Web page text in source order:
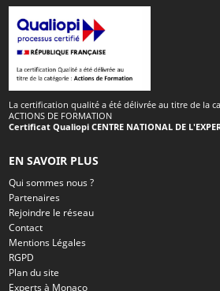
La certification qualité a été délivrée au titre de la
ACTIONS DE FORMATION
Certificat Qualiopi CENTRE NATIONAL DE
EN SAVOIR PLUS
Qui sommes nous ?
Partenaires
Rejoindre le réseau
Contact
Mentions Légales
RGPD
Plan du site
Experts à Monaco